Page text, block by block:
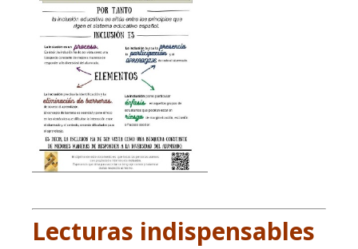
Lecturas indispensables